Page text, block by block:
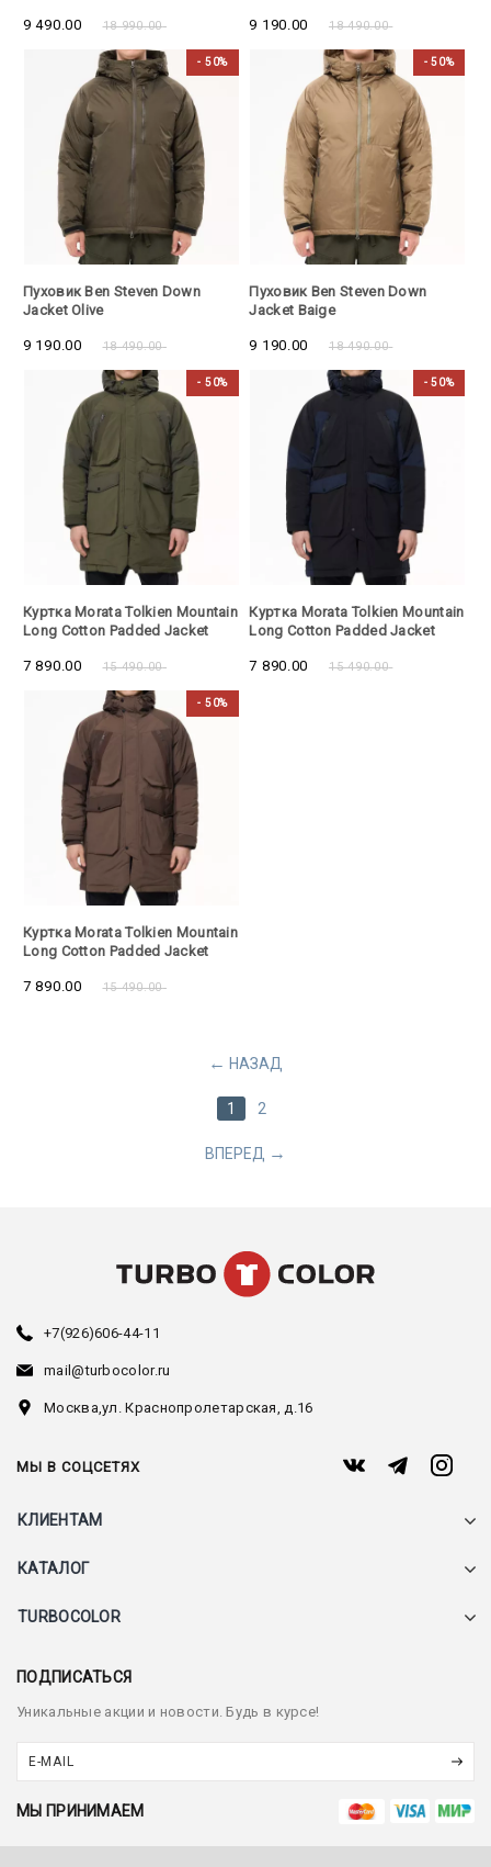
18 990.00
9 490.00 18 490.00
9 190.00
- 50%
Пуховик Ben Steven Down
Jacket Olive
18 490.00
9 190.00
- 50%
Пуховик Ben Steven Down
Jacket Baige
18 490.00
9 190.00
- 50%
Куртка Morata Tolkien Mountain
Long Cotton Padded Jacket
15 490.00
7 890.00
- 50%
Куртка Morata Tolkien Mountain
Long Cotton Padded Jacket
15 490.00
7 890.00
- 50%
Куртка Morata Tolkien Mountain
Long Cotton Padded Jacket
15 490.00
7 890.00
НАЗАД
1 2
ВПЕРЕД
+7(926)606-44-11
mail@turbocolor.ru
Москва,ул. Краснопролетарская, д.16
МЫ В СОЦСЕТЯХ
КЛИЕНТАМ
КАТАЛОГ
TURBOCOLOR
ПОДПИСАТЬСЯ
Уникальные акции и новости. Будь в курсе!
МЫ ПРИНИМАЕМ